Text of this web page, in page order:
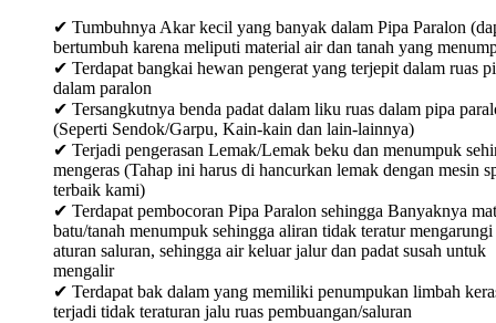
✔ Tumbuhnya Akar kecil yang banyak dalam Pipa Paralon
bertumbuh karena meliputi material air dan tanah yang
✔ Terdapat bangkai hewan pengerat yang terjepit dalam ruas
dalam paralon
✔ Tersangkutnya benda padat dalam liku ruas dalam pipa
(Seperti Sendok/Garpu, Kain-kain dan lain-lainnya)
✔ Terjadi pengerasan Lemak/Lemak beku dan menumpuk
mengeras (Tahap ini harus di hancurkan lemak dengan mesin
terbaik kami)
✔ Terdapat pembocoran Pipa Paralon sehingga Banyaknya
batu/tanah menumpuk sehingga aliran tidak teratur mengarungi
aturan saluran, sehingga air keluar jalur dan padat susah untuk
mengalir
✔ Terdapat bak dalam yang memiliki penumpukan limbah
terjadi tidak teraturan jalu ruas pembuangan/saluran